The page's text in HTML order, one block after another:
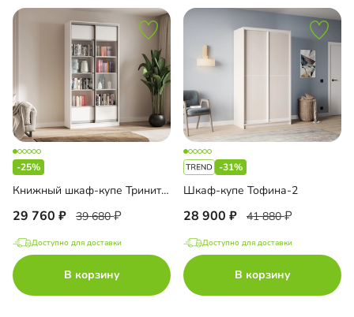
-25%
Книжный шкаф-купе Тринити-2-2 5 полок
29 760 39 680
Доступно для доставки
В корзину
-31%
Шкаф-купе Тофина-2
28 900 41 880
Доступно для доставки
В корзину